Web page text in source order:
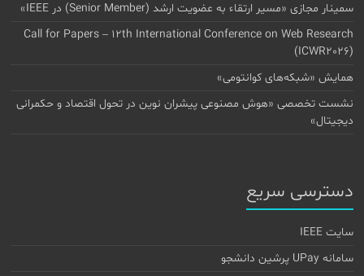
سمینار مجازی «مسیر ارتقاء به عضویت ارشد (Senior Member) در IEEE»
Call for Papers – 12th International Conference on Web Research
(ICWR2026)
همایش «شبکه‌های کوانتومی»
نشست تخصصی «هوش مصنوعی پیشران نوین در تحول اقتصاد و حکمرانی
دیجیتال»
دسترسی سریع
سایت IEEE
سامانه UPay پرشین دانشجو